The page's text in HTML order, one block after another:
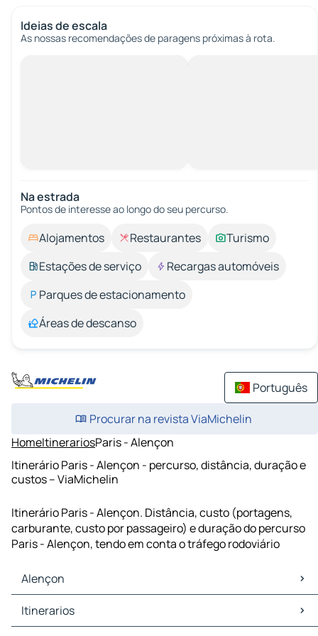
Ideias de escala
As nossas recomendações de paragens próximas à rota.
Na estrada
Pontos de interesse ao longo do seu percurso.
Alojamentos Restaurantes
Turismo
Estações de serviço
Recargas automóveis
Parques de estacionamento
Áreas de descanso
Português
Procurar na revista ViaMichelin
HomeItinerariosParis - Alençon
Itinerário Paris - Alençon - percurso, distância, duração e
custos – ViaMichelin
Itinerário Paris - Alençon. Distância, custo (portagens,
carburante, custo por passageiro) e duração do percurso
Paris - Alençon, tendo em conta o tráfego rodoviário
Alençon
Alençon Mapas Plantas
Alençon Trafego
Itinerarios